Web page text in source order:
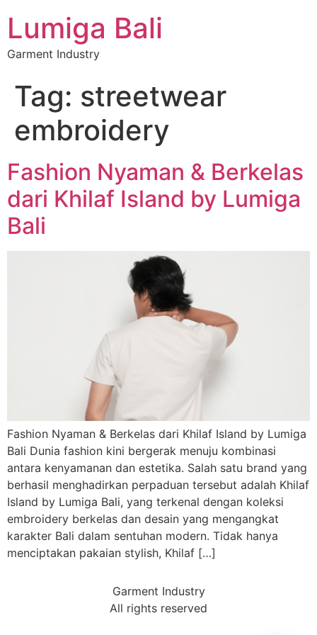
Lumiga Bali
Garment Industry
Tag: streetwear
embroidery
Fashion Nyaman & Berkelas
dari Khilaf Island by Lumiga
Bali
Fashion Nyaman & Berkelas dari Khilaf Island by Lumiga
Bali Dunia fashion kini bergerak menuju kombinasi
antara kenyamanan dan estetika. Salah satu brand yang
berhasil menghadirkan perpaduan tersebut adalah Khilaf
Island by Lumiga Bali, yang terkenal dengan koleksi
embroidery berkelas dan desain yang mengangkat
karakter Bali dalam sentuhan modern. Tidak hanya
menciptakan pakaian stylish, Khilaf […]
Garment Industry
All rights reserved